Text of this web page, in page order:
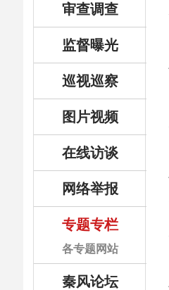
审查调查
监督曝光
巡视巡察
图片视频
在线访谈
网络举报
专题专栏
各专题网站
秦风论坛